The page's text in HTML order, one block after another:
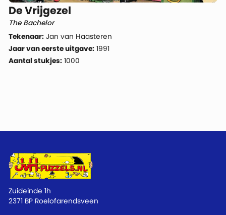
De Vrijgezel
The Bachelor
Tekenaar: Jan van Haasteren
Jaar van eerste uitgave: 1991
Aantal stukjes: 1000
Zuideinde 1h
2371 BP Roelofarendsveen